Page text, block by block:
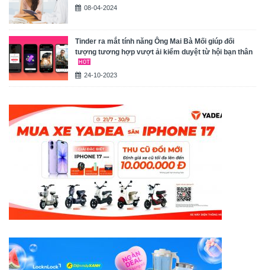
08-04-2024
Tinder ra mắt tính năng Ông Mai Bà Mối giúp đối
tượng tương hợp vượt ải kiểm duyệt từ hội bạn thân
24-10-2023